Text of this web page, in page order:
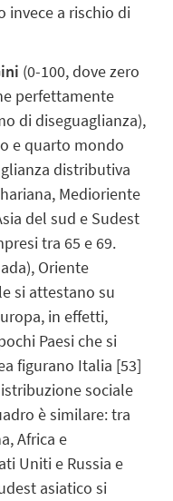
invece a rischio di
(0-100, dove zero
perfettamente
di diseguaglianza),
e quarto mondo
distributiva
Medioriente
del sud e Sudest
tra 65 e 69.
Oriente
si attestano su
in effetti,
Paesi che si
figurano Italia [53]
sociale
è similare: tra
Africa e
Uniti e Russia e
asiatico si